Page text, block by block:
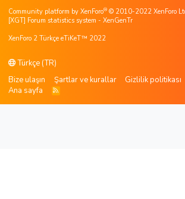
Community platform by XenForo® © 2010-2022 XenForo
[XGT] Forum statistics system - XenGenTr
XenForo 2 Türkçe eTiKeT™ 2022
Türkçe (TR)
Bize ulaşın
Şartlar ve kurallar Gizlilik politikası
Ana sayfa
R
S
S